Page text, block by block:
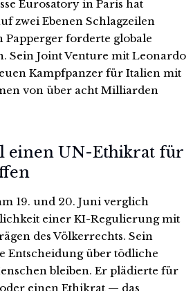
Eurosatory in Paris hat
zwei Ebenen Schlagzeilen
Papperger forderte globale
Sein Joint Venture mit Leonardo
Kampfpanzer für Italien mit
von über acht Milliarden
einen UN-Ethikrat für
19. und 20. Juni verglich
einer KI-Regulierung mit
des Völkerrechts. Sein
Entscheidung über tödliche
bleiben. Er plädierte für
einen Ethikrat — das